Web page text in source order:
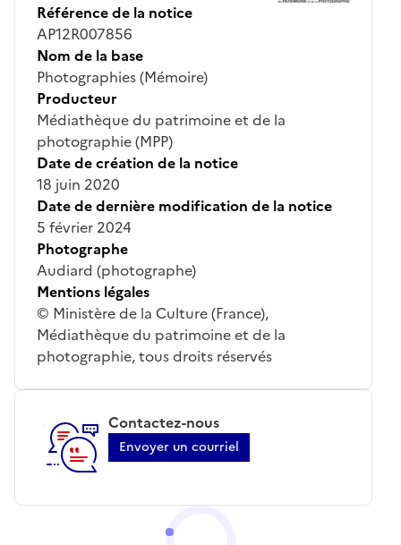
Référence de la notice
AP12R007856
Nom de la base
Photographies (Mémoire)
Producteur
Médiathèque du patrimoine et de la
photographie (MPP)
Date de création de la notice
18 juin 2020
Date de dernière modification de la notice
5 février 2024
Photographe
Audiard (photographe)
Mentions légales
© Ministère de la Culture (France),
Médiathèque du patrimoine et de la
photographie, tous droits réservés
Contactez-nous
Envoyer un courriel